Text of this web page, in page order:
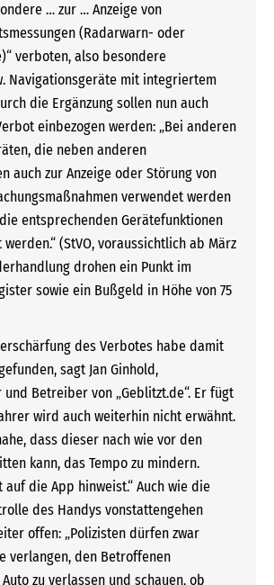
… zur … Anzeige von
(Radarwarn- oder
verboten, also besondere
Navigationsgeräte mit integriertem
die Ergänzung sollen nun auch
einbezogen werden: „Bei anderen
die neben anderen
auch zur Anzeige oder Störung von
verwendet werden
entsprechenden Gerätefunktionen
(StVO, voraussichtlich ab März
drohen ein Punkt im
sowie ein Bußgeld in Höhe von 75
des Verbotes habe damit
sagt Jan Ginhold,
Betreiber von „Geblitzt.de“. Er fügt
wird auch weiterhin nicht erwähnt.
dass dieser nach wie vor den
kann, das Tempo zu mindern.
auf die App hinweist.“ Auch wie die
des Handys vonstattengehen
offen: „Polizisten dürfen zwar
verlangen, den Betroffenen
zu verlassen und schauen, ob